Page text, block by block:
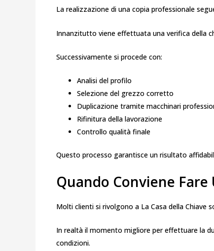
La realizzazione di una copia professionale
Innanzitutto viene effettuata una verifica della
Successivamente si procede con:
Analisi del profilo
Selezione del grezzo corretto
Duplicazione tramite macchinari
Rifinitura della lavorazione
Controllo qualità finale
Questo processo garantisce un risultato
Quando Conviene Fare
Molti clienti si rivolgono a La Casa della Chiave
In realtà il momento migliore per effettuare la
condizioni.